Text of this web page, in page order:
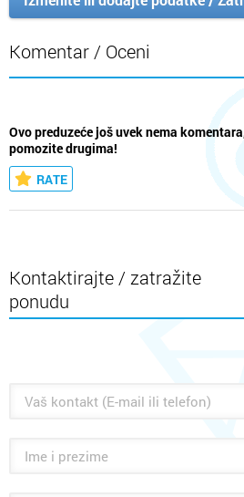
Komentar / Oceni
Ovo preduzeće još uvek nema
pomozite drugima!
RATE
Kontaktirajte / zatražite
ponudu